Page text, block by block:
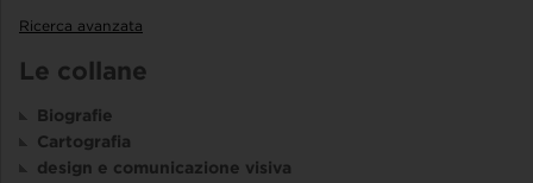
Ricerca avanzata
Le collane
Biografie
Cartografia
design e comunicazione visiva